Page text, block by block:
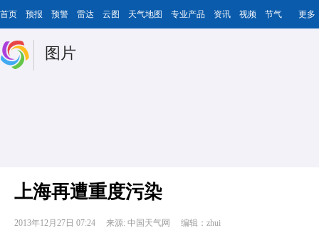
首页 预报 预警 雷达 云图 天气地图 专业产品 资讯 视频 节气 更多
图片
上海再遭重度污染
2013年12月27日 07:24 来源: 中国天气网 编辑：zhui